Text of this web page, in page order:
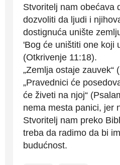
Stvoritelj nam obećava
dozvoliti da ljudi i
dostignuća unište
'Bog će uništiti one koji
(Otkrivenje 11:18).
„Zemlja ostaje zauvek“
„Pravednici će
će živeti na njoj“
nema mesta panici, jer
Stvoritelj nam preko
treba da radimo da bi
budućnost.